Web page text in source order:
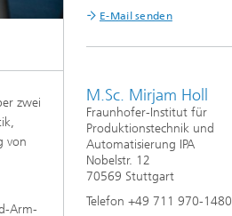
zwei
von
Arm-
E-Mail senden
M.Sc. Mirjam Holl
Fraunhofer-Institut für
Produktionstechnik und
Automatisierung IPA
Nobelstr. 12
70569 Stuttgart
Telefon +49 711 970-1480